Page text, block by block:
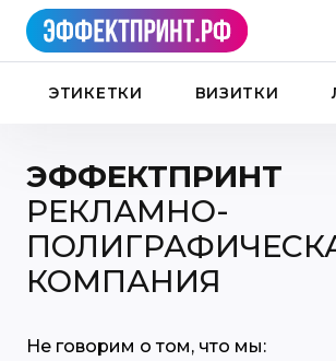
ЭТИКЕТКИ ВИЗИТКИ
ЭФФЕКТПРИНТ
РЕКЛАМНО-
КОМПАНИЯ
Не говорим о том, что мы: